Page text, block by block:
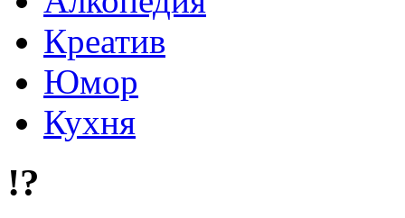
Креатив
Юмор
Кухня
!?